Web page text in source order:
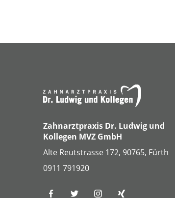
Zahnarztpraxis Dr. Ludwig und
Kollegen MVZ GmbH
Alte Reutstrasse 172, 90765, Fürth
0911 791920